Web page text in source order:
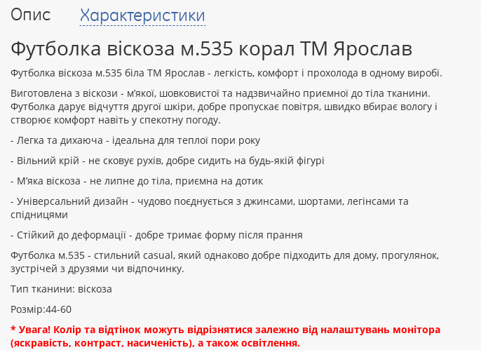
Опис Характеристики
Футболка віскоза м.535 корал ТМ Ярослав
Футболка віскоза м.535 біла ТМ Ярослав - легкість, комфорт і прохолода в одному виробі.
Виготовлена з віскози - м’якої, шовковистої та надзвичайно приємної до тіла тканини.
Футболка дарує відчуття другої шкіри, добре пропускає повітря, швидко вбирає вологу і
створює комфорт навіть у спекотну погоду.
- Легка та дихаюча - ідеальна для теплої пори року
- Вільний крій - не сковує рухів, добре сидить на будь-якій фігурі
- М’яка віскоза - не липне до тіла, приємна на дотик
- Універсальний дизайн - чудово поєднується з джинсами, шортами, легінсами та
спідницями
- Стійкий до деформації - добре тримає форму після прання
Футболка м.535 - стильний casual, який однаково добре підходить для дому, прогулянок,
зустрічей з друзями чи відпочинку.
Тип тканини: віскоза
Розмір:44-60
* Увага! Колір та відтінок можуть відрізнятися залежно від налаштувань монітора
(яскравість, контраст, насиченість), а також освітлення.